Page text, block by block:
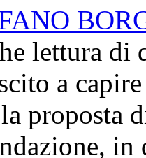
lettura
a
proposta